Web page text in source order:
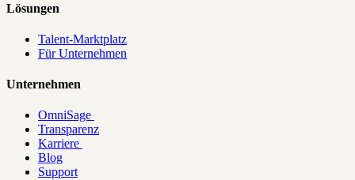
Lösungen
Talent-Marktplatz
Für Unternehmen
Unternehmen
OmniSage
Transparenz
Karriere
Blog
Support